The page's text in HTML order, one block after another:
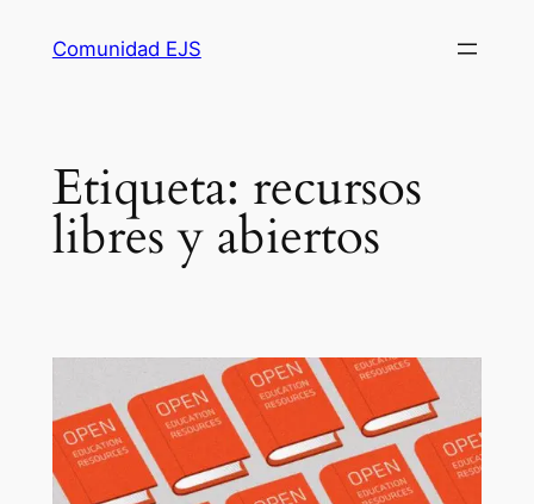
Comunidad EJS
Etiqueta: recursos
libres y abiertos